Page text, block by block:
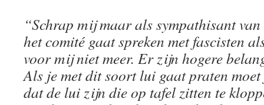
“Schrap mij maar als sympathisant
het comité gaat spreken met fascisten
voor mij niet meer. Er zijn hogere
Als je met dit soort lui gaat praten
dat de lui zijn die op tafel zitten te